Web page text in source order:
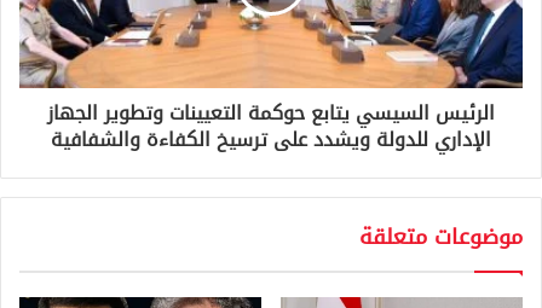
الرئيس السيسي يتابع حوكمة التعيينات وتطوير الجهاز
الإداري للدولة ويشدد على ترسيخ الكفاءة والشفافية
موضوعات متعلقة